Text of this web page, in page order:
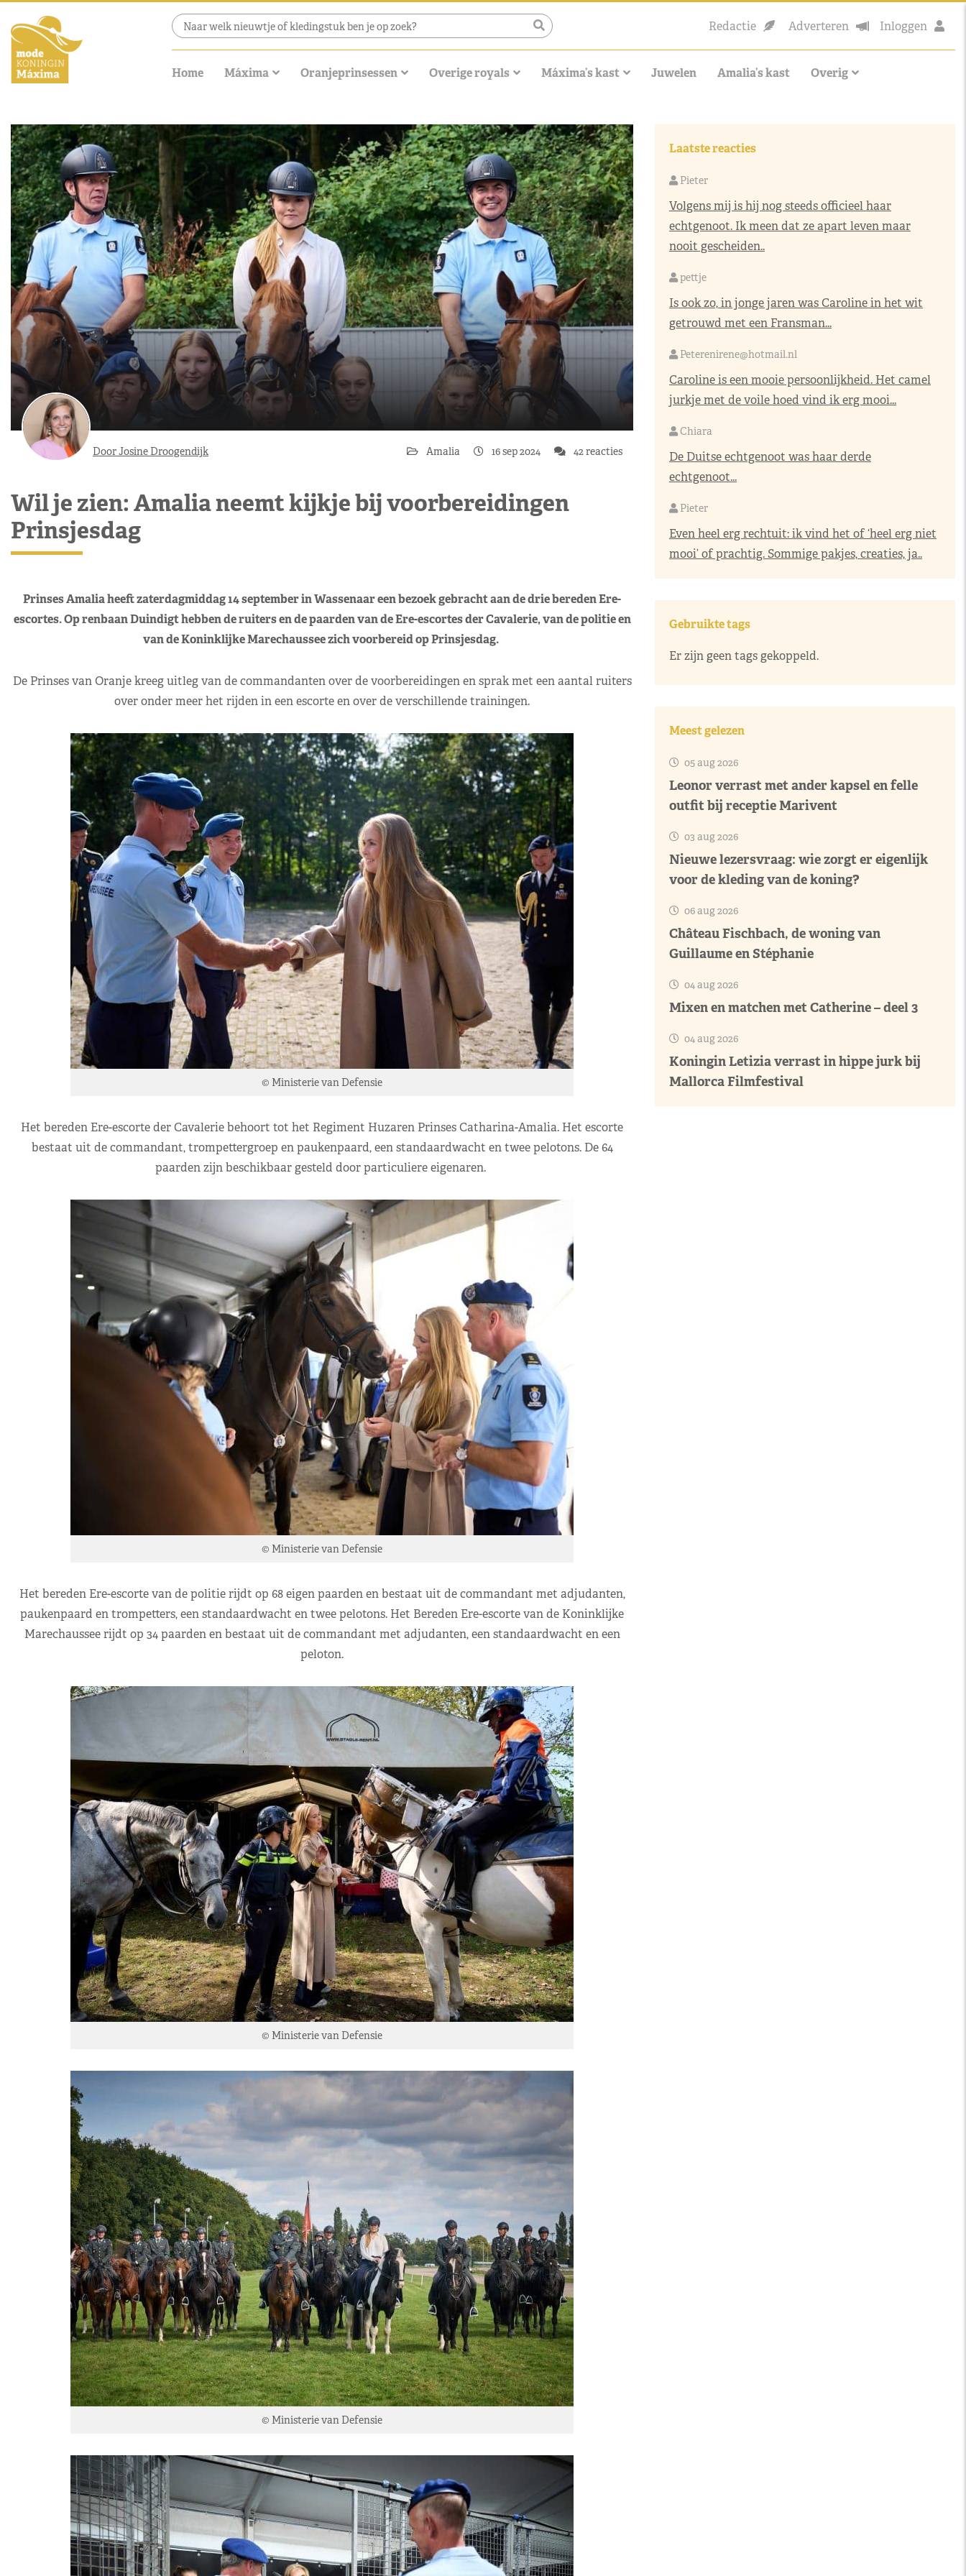
Redactie Adverteren Inloggen
Home Máxima Oranjeprinsessen Overige royals Máxima’s kast Juwelen Amalia’s kast Overig
Door Josine Droogendijk Amalia 16 sep 2024 42 reacties
Wil je zien: Amalia neemt kijkje bij voorbereidingen
Prinsjesdag
Prinses Amalia heeft zaterdagmiddag 14 september in Wassenaar een bezoek gebracht aan de drie bereden Ere-
escortes. Op renbaan Duindigt hebben de ruiters en de paarden van de Ere-escortes der Cavalerie, van de politie en
van de Koninklijke Marechaussee zich voorbereid op Prinsjesdag.
De Prinses van Oranje kreeg uitleg van de commandanten over de voorbereidingen en sprak met een aantal ruiters
over onder meer het rijden in een escorte en over de verschillende trainingen.
© Ministerie van Defensie
Het bereden Ere-escorte der Cavalerie behoort tot het Regiment Huzaren Prinses Catharina-Amalia. Het escorte
bestaat uit de commandant, trompettergroep en paukenpaard, een standaardwacht en twee pelotons. De 64
paarden zijn beschikbaar gesteld door particuliere eigenaren.
© Ministerie van Defensie
Het bereden Ere-escorte van de politie rijdt op 68 eigen paarden en bestaat uit de commandant met adjudanten,
paukenpaard en trompetters, een standaardwacht en twee pelotons. Het Bereden Ere-escorte van de Koninklijke
Marechaussee rijdt op 34 paarden en bestaat uit de commandant met adjudanten, een standaardwacht en een
peloton.
© Ministerie van Defensie
© Ministerie van Defensie
Laatste reacties
Pieter
Volgens mij is hij nog steeds officieel haar
echtgenoot. Ik meen dat ze apart leven maar
nooit gescheiden..
pettje
Is ook zo, in jonge jaren was Caroline in het wit
getrouwd met een Fransman...
Peterenirene@hotmail.nl
Caroline is een mooie persoonlijkheid. Het camel
jurkje met de voile hoed vind ik erg mooi...
Chiara
De Duitse echtgenoot was haar derde
echtgenoot...
Pieter
Even heel erg rechtuit: ik vind het of ‘heel erg niet
mooi’ of prachtig. Sommige pakjes, creaties, ja..
Gebruikte tags
Er zijn geen tags gekoppeld.
Meest gelezen
05 aug 2026
Leonor verrast met ander kapsel en felle
outfit bij receptie Marivent
03 aug 2026
Nieuwe lezersvraag: wie zorgt er eigenlijk
voor de kleding van de koning?
06 aug 2026
Château Fischbach, de woning van
Guillaume en Stéphanie
04 aug 2026
Mixen en matchen met Catherine – deel 3
04 aug 2026
Koningin Letizia verrast in hippe jurk bij
Mallorca Filmfestival